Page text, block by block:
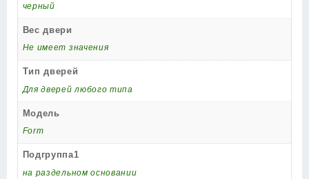
черный
Вес двери
Не имеет значения
Тип дверей
Для дверей любого типа
Модель
Form
Подгруппа1
на раздельном основании